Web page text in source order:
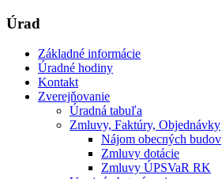
Úrad
Základné informácie
Úradné hodiny
Kontakt
Zverejňovanie
Úradná tabuľa
Zmluvy, Faktúry, Objednávky
Nájom obecných budov
Zmluvy dotácie
Zmluvy ÚPSVaR RK